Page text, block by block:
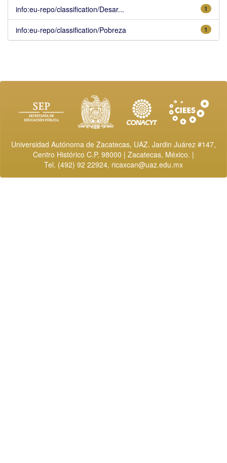
1
info:eu-repo/classification/Desar...
1
info:eu-repo/classification/Pobreza
Universidad Autónoma de Zacatecas, UAZ. Jardin Juárez #147,
Centro Histórico C.P. 98000 | Zacatecas, México. |
Tel. (492) 92 22924, ricaxcan@uaz.edu.mx